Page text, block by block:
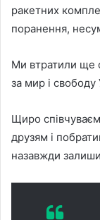
ракетних
поранення,
Ми втратили ще
за мир і свободу
Щиро
друзям і
назавжди